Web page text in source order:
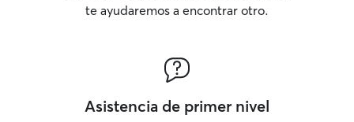
te ayudaremos a encontrar otro.
Asistencia de primer nivel